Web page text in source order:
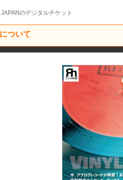
のデジタルチケット
ついて